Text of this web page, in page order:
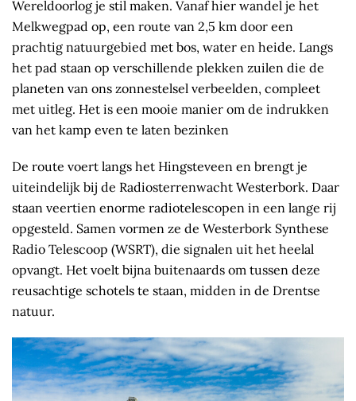
Wereldoorlog je stil maken. Vanaf hier wandel je het
Melkwegpad op, een route van 2,5 km door een
prachtig natuurgebied met bos, water en heide. Langs
het pad staan op verschil­lende plekken zuilen die de
planeten van ons zonne­stelsel verbeelden, compleet
met uitleg. Het is een mooie manier om de indrukken
van het kamp even te laten bezinken
De route voert langs het Hingste­veen en brengt je
uiteindelijk bij de Radio­sterren­wacht Wester­bork. Daar
staan veertien enorme radiotelescopen in een lange rij
opgesteld. Samen vormen ze de Westerbork Synthese
Radio Telescoop (WSRT), die signalen uit het heelal
opvangt. Het voelt bijna buitenaards om tussen deze
reusachtige schotels te staan, midden in de Drentse
natuur.